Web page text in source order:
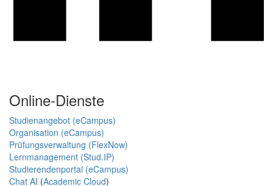
Online-Dienste
Studienangebot (eCampus)
Organisation (eCampus)
Prüfungsverwaltung (FlexNow)
Lernmanagement (Stud.IP)
Studierendenportal (eCampus)
Chat AI (Academic Cloud)